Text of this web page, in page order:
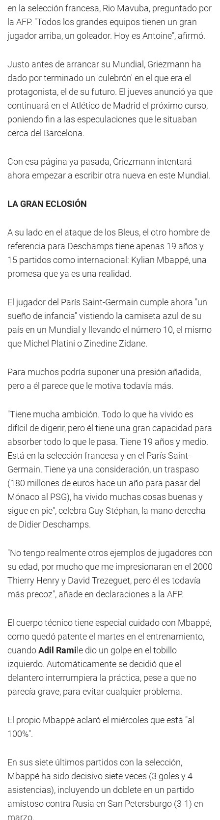
en la selección francesa, Rio Mavuba, preguntado por
la AFP. "Todos los grandes equipos tienen un gran
jugador arriba, un goleador. Hoy es Antoine", afirmó.
Justo antes de arrancar su Mundial, Griezmann ha
dado por terminado un 'culebrón' en el que era el
protagonista, el de su futuro. El jueves anunció ya que
continuará en el Atlético de Madrid el próximo curso,
poniendo fin a las especulaciones que le situaban
cerca del Barcelona.
Con esa página ya pasada, Griezmann intentará
ahora empezar a escribir otra nueva en este Mundial.
LA GRAN ECLOSIÓN
A su lado en el ataque de los Bleus, el otro hombre de
referencia para Deschamps tiene apenas 19 años y
15 partidos como internacional: Kylian Mbappé, una
promesa que ya es una realidad.
El jugador del París Saint-Germain cumple ahora "un
sueño de infancia" vistiendo la camiseta azul de su
país en un Mundial y llevando el número 10, el mismo
que Michel Platini o Zinedine Zidane.
Para muchos podría suponer una presión añadida,
pero a él parece que le motiva todavía más.
"Tiene mucha ambición. Todo lo que ha vivido es
difícil de digerir, pero él tiene una gran capacidad para
absorber todo lo que le pasa. Tiene 19 años y medio.
Está en la selección francesa y en el París Saint-
Germain. Tiene ya una consideración, un traspaso
(180 millones de euros hace un año para pasar del
Mónaco al PSG), ha vivido muchas cosas buenas y
sigue en pie", celebra Guy Stéphan, la mano derecha
de Didier Deschamps.
"No tengo realmente otros ejemplos de jugadores con
su edad, por mucho que me impresionaran en el 2000
Thierry Henry y David Trezeguet, pero él es todavía
más precoz", añade en declaraciones a la AFP.
El cuerpo técnico tiene especial cuidado con Mbappé,
como quedó patente el martes en el entrenamiento,
cuandoAdil Rami le dio un golpe en el tobillo
izquierdo. Automáticamente se decidió que el
delantero interrumpiera la práctica, pese a que no
parecía grave, para evitar cualquier problema.
El propio Mbappé aclaró el miércoles que está "al
100%".
En sus siete últimos partidos con la selección,
Mbappé ha sido decisivo siete veces (3 goles y 4
asistencias), incluyendo un doblete en un partido
amistoso contra Rusia en San Petersburgo (3-1) en
marzo.